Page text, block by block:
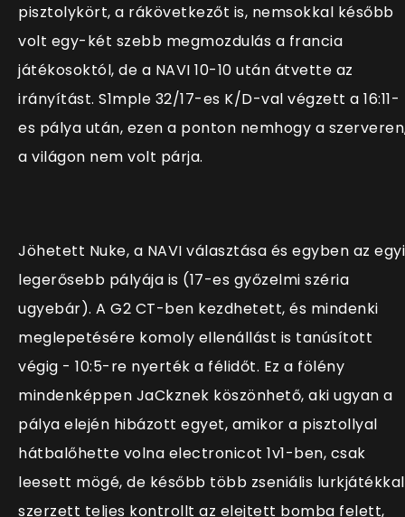
pisztolykört, a rákövetkezőt is, nemsokkal később
volt egy-két szebb megmozdulás a francia
játékosoktól, de a NAVI 10-10 után átvette az
irányítást. S1mple 32/17-es K/D-val végzett a 16:11-
es pálya után, ezen a ponton nemhogy a
a világon nem volt párja.
Jöhetett Nuke, a NAVI választása és egyben az
legerősebb pályája is (17-es győzelmi széria
ugyebár). A G2 CT-ben kezdhetett, és mindenki
meglepetésére komoly ellenállást is tanúsított
végig - 10:5-re nyerték a félidőt. Ez a fölény
mindenképpen JaCkznek köszönhető, aki ugyan a
pálya elején hibázott egyet, amikor a pisztollyal
hátbalőhette volna electronicot 1v1-ben, csak
leesett mögé, de később több zseniális lurkjátékkal
szerzett teljes kontrollt az elejtett bomba felett,